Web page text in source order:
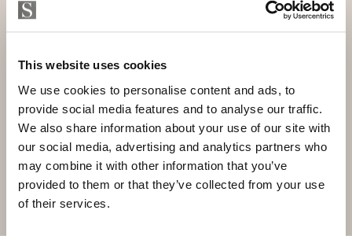
This website uses cookies
We use cookies to personalise content and ads, to
provide social media features and to analyse our traffic.
We also share information about your use of our site with
our social media, advertising and analytics partners who
may combine it with other information that you’ve
provided to them or that they’ve collected from your use
of their services.
trainer/on-site coach for new sales consultants and
managers. 15 years and +1.800 trained agents later, she
is about properties.
One of her goals in Sales Support at Strand Properties
is optimising the consultants’ productivity and
providing a space they all want to enjoy and share
experiences.
Proofreading, copywriting, translating and styling texts
Subscribe and be the first to receive exclusive
offers and updates.
Email*
SUBSCRIBE